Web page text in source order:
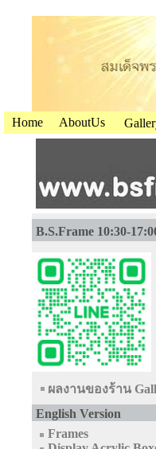
Home AboutUs
B.S.Frame 10:30-
ผลงานของร้าน
English Version
Frames